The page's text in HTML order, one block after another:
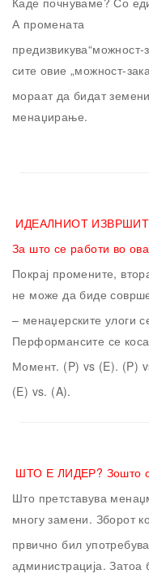
А промената
сите овие „можност-
мораат да бидат
менаџирање.
ИДЕАЛНИОТ
За што се работи во
Покрај промените,
не може да биде
– менаџерските улоги
Перформансите се
Момент. (P) vs (E). (P)
(E) vs. (A).
ШТО Е ЛИДЕР? Зошто
Што претставува
многу замени. Зборот
првично бил
администрација. Затоа